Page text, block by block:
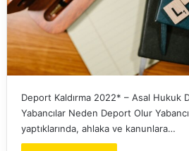
Deport Kaldırma 2022* – Asal Hukuk
Yabancılar Neden Deport Olur
yaptıklarında, ahlaka ve kanunlara…